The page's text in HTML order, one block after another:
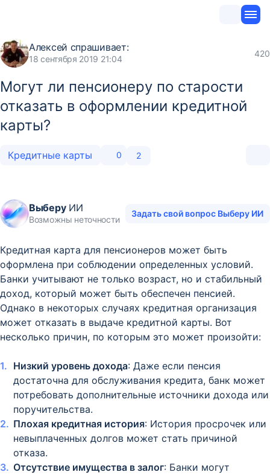
Алексей спрашивает:
18 сентября 2019 21:04
420
Могут ли пенсионеру по старости
отказать в оформлении кредитной
карты?
Кредитные карты 0 2
ВыберуИИ
Возможны неточности
Задать свой вопрос Выберу ИИ
Кредитная карта для пенсионеров может быть
оформлена при соблюдении определенных условий.
Банки учитывают не только возраст, но и стабильный
доход, который может быть обеспечен пенсией.
Однако в некоторых случаях кредитная организация
может отказать в выдаче кредитной карты. Вот
несколько причин, по которым это может произойти:
Низкий уровень дохода: Даже если пенсия
достаточна для обслуживания кредита, банк может
потребовать дополнительные источники дохода или
поручительства.
Плохая кредитная история: История просрочек или
невыплаченных долгов может стать причиной
отказа.
Отсутствие имущества в залог: Банки могут